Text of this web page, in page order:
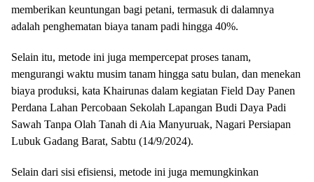
memberikan keuntungan bagi petani, termasuk di dalamnya
adalah penghematan biaya tanam padi hingga 40%.
Selain itu, metode ini juga mempercepat proses tanam,
mengurangi waktu musim tanam hingga satu bulan, dan menekan
biaya produksi, kata Khairunas dalam kegiatan Field Day Panen
Perdana Lahan Percobaan Sekolah Lapangan Budi Daya Padi
Sawah Tanpa Olah Tanah di Aia Manyuruak, Nagari Persiapan
Lubuk Gadang Barat, Sabtu (14/9/2024).
Selain dari sisi efisiensi, metode ini juga memungkinkan